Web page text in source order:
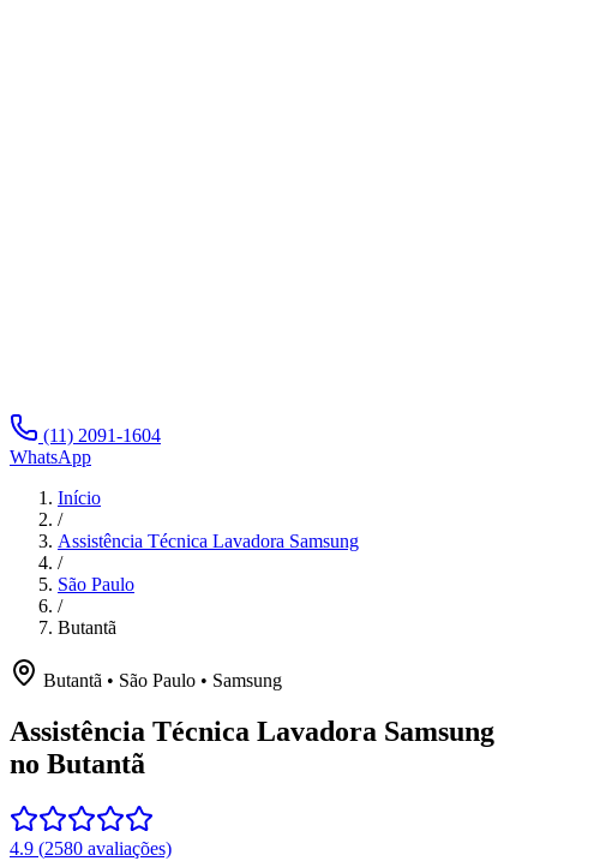
(11) 2091-1604
WhatsApp
Início
/
Assistência Técnica Lavadora Samsung
/
São Paulo
/
Butantã
Butantã • São Paulo • Samsung
Assistência Técnica Lavadora Samsung
no Butantã
4.9 (2580 avaliações)